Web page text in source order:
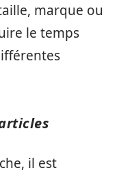
marque ou
le temps
il est